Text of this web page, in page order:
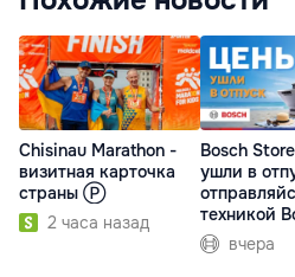
Chisinau Marathon -
визитная карточка
страны Ⓟ
2 часа назад
Bosch
ушли в
техникой
вчера